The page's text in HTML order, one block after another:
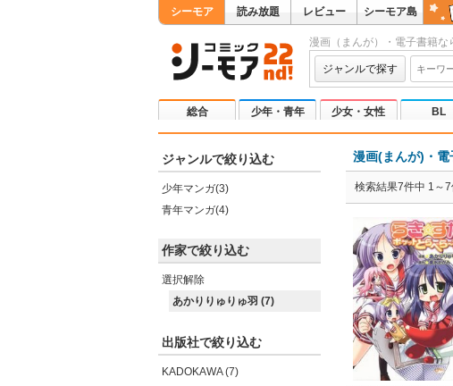
シーモア 読み放題 レビュー シーモア島
漫画（まんが）・電子書籍な
ジャンルで探す
総合 少年・青年 少女・女性 BL
ジャンルで絞り込む
少年マンガ(3)
青年マンガ(4)
作家で絞り込む
選択解除
あかりりゅりゅ羽 (7)
出版社で絞り込む
KADOKAWA (7)
漫画(まんが)・
検索結果7件中 1～